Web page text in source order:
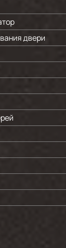
двери